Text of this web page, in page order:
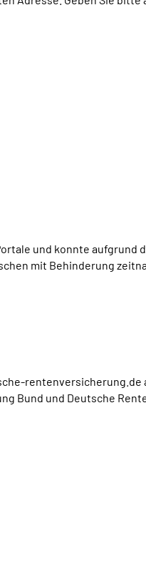
und konnte aufgrund
mit Behinderung
rentenversicherung.de
Bund und Deutsche